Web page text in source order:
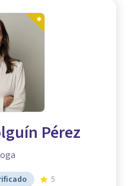
Pérez
5